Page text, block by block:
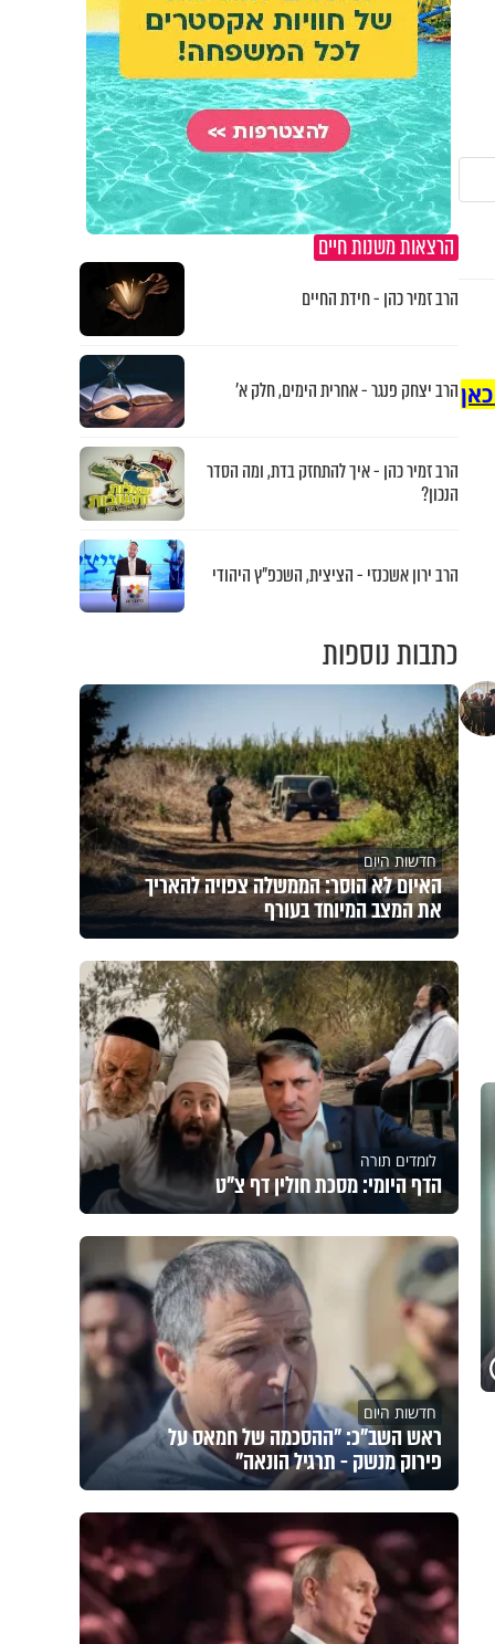
הרצאות משנות חיים
הרב זמיר כהן - חידת החיים
הרב יצחק פנגר - אחרית הימים, חלק א’
הרב זמיר כהן - איך להתחזק בדת, ומה הסדר
הנכון?
הרב ירון אשכנזי - הציצית, השכפ"ץ היהודי
כתבות נוספות
חדשות היום
האיום לא הוסר: הממשלה צפויה להאריך
את המצב המיוחד בעורף
לומדים תורה
הדף היומי: מסכת חולין דף צ"ט
חדשות היום
ראש השב"כ: "ההסכמה של חמאס על
פירוק מנשק - תרגיל הונאה"